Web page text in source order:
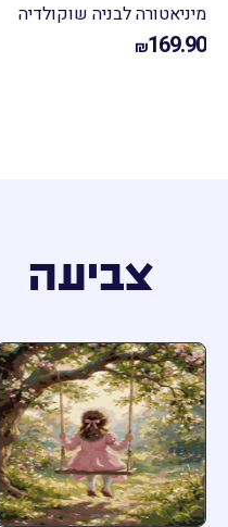
לבניה שוקולדיה
₪
צביעה